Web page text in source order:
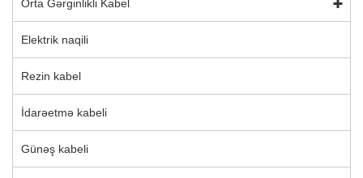
Orta Gərginlikli Kabel
Elektrik naqili
Rezin kabel
İdarəetmə kabeli
Günəş kabeli